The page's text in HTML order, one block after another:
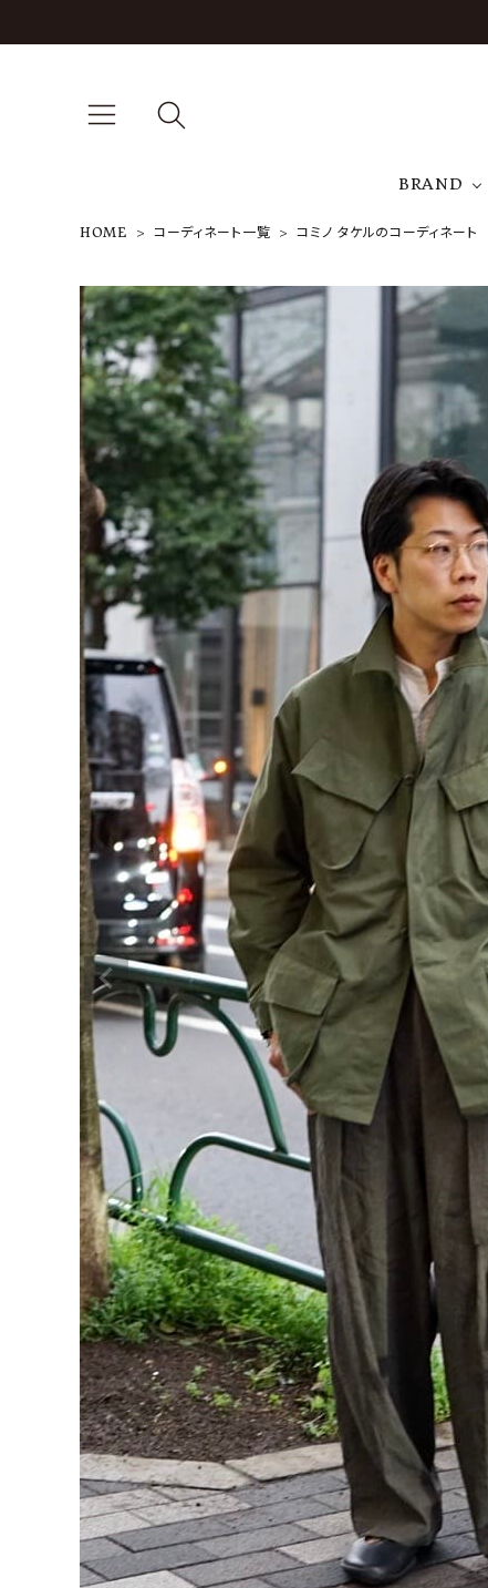
BRAND
T
ア
アナ
NEW ARRIVAL
ARCH EXCLUSIVE
BRAND
CATEGORY
CONTENTS
INFORMATION
ご利用ガイド
プライバシーポリシー
特定商取引法について
お問い合わせ
OFFICIAL WEB SITE
ACCOUNT MENU
ようこそ ゲスト 様
ログイン person 会員登録
HOME コーディネート一覧 コミノ タケルのコーディネート